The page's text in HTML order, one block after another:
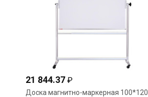
21 844.37 ₽
Доска магнитно-маркерная 100*120